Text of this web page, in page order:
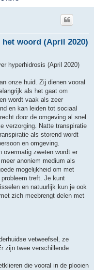
het woord (April 2020)
hyperhidrosis (April 2020)
onze huid. Zij dienen vooral
als het gaat om
wordt vaak als zeer
en kan leiden tot sociaal
door de omgeving al snel
verzorging. Natte transpiratie
als storend wordt
en omgeving.
overmatig zweten wordt er
anoniem medium als
mogelijkheid om met
treft. Je kunt
en natuurlijk kun je ook
zich meebrengt delen met
vetweefsel, ze
zijn twee verschillende
die vooral in de plooien